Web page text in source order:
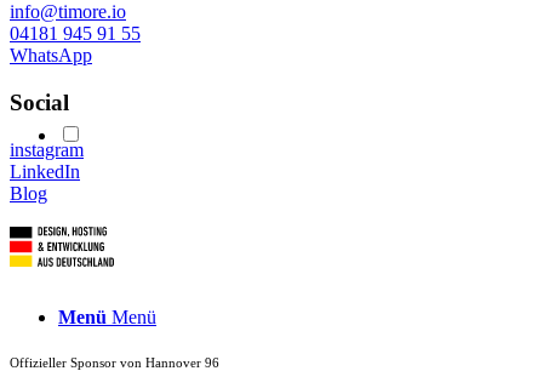
Menü Menü
info@timore.io
04181 945 91 55
WhatsApp
Social
instagram
LinkedIn
Blog
Offizieller Sponsor von Hannover 96